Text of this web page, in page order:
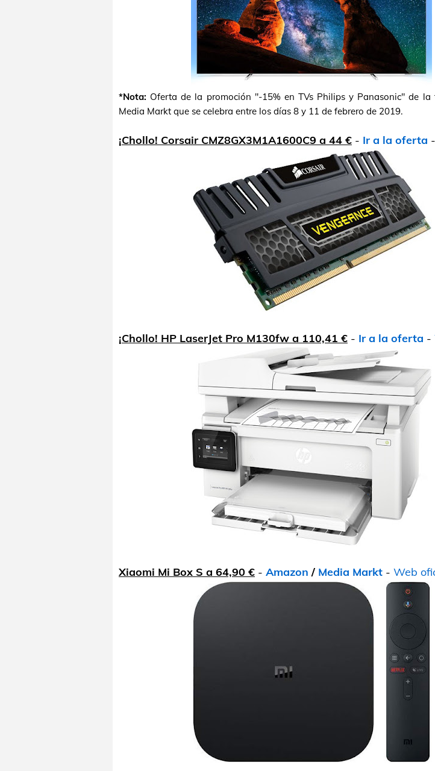
*Nota: Oferta de la promoción "-15% en TVs Philips y Panasonic" de
Media Markt que se celebra entre los días 8 y 11 de febrero de 2019.
¡Chollo! Corsair CMZ8GX3M1A1600C9 a 44 € - Ir a la oferta -
¡Chollo! HP LaserJet Pro M130fw a 110,41 € - Ir a la oferta -
Xiaomi Mi Box S a 64,90 € - Amazon / Media Markt - Web